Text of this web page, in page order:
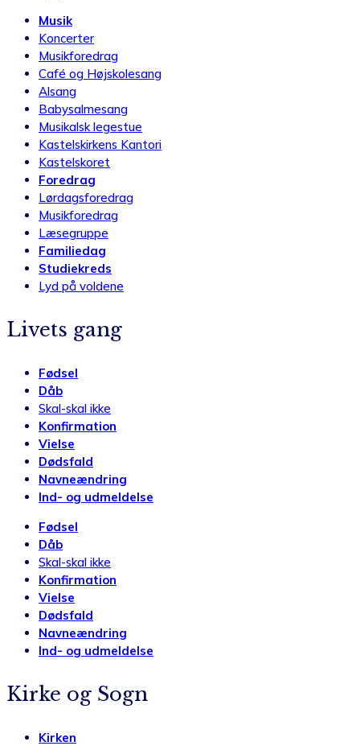
Musik
Koncerter
Musikforedrag
Café og Højskolesang
Alsang
Babysalmesang
Musikalsk legestue
Kastelskirkens Kantori
Kastelskoret
Foredrag
Lørdagsforedrag
Musikforedrag
Læsegruppe
Familiedag
Studiekreds
Lyd på voldene
Livets gang
Fødsel
Dåb
Skal-skal ikke
Konfirmation
Vielse
Dødsfald
Navneændring
Ind- og udmeldelse
Fødsel
Dåb
Skal-skal ikke
Konfirmation
Vielse
Dødsfald
Navneændring
Ind- og udmeldelse
Kirke og Sogn
Kirken